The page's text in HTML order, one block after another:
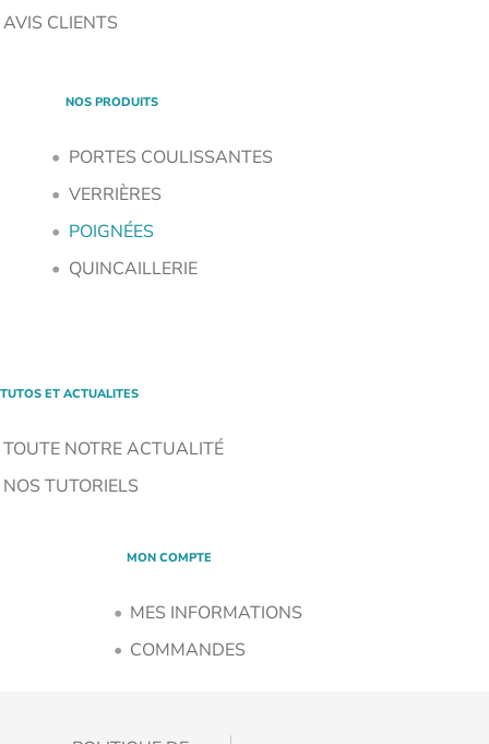
AVIS CLIENTS
NOS PRODUITS
PORTES COULISSANTES
VERRIÈRES
POIGNÉES
QUINCAILLERIE
TUTOS ET ACTUALITES
TOUTE NOTRE ACTUALITÉ
NOS TUTORIELS
MON COMPTE
MES INFORMATIONS
COMMANDES